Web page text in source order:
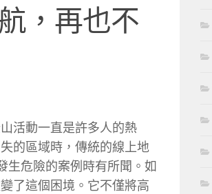
，再也不
活動一直是許多人的熱
的區域時，傳統的線上地
生危險的案例時有所聞。如
了這個困境。它不僅將高